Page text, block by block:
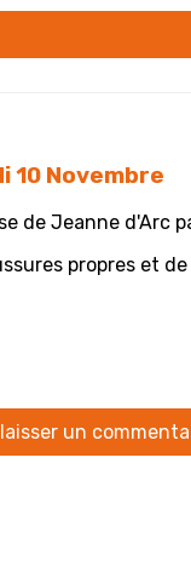
10 Novembre
de Jeanne d'Arc
propres et de
un